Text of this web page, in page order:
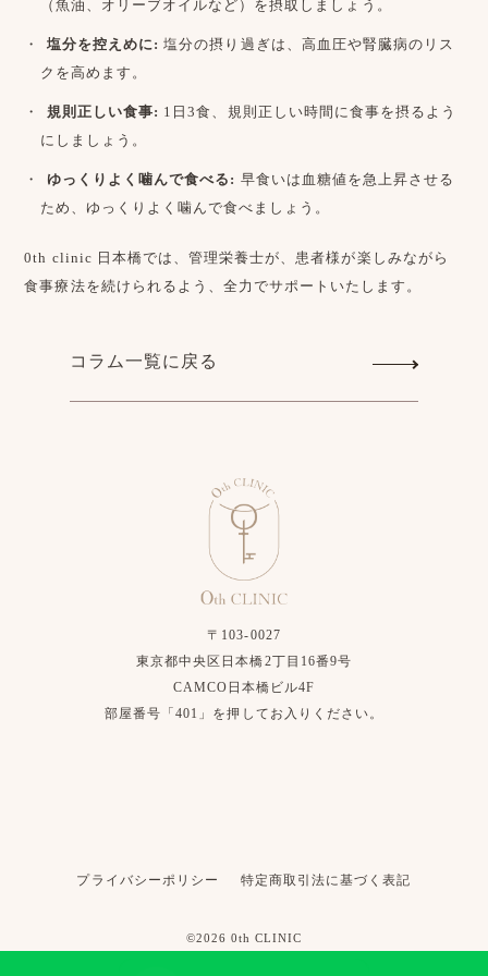
（魚油、オリーブオイルなど）を摂取しましょう。
塩分を控えめに: 塩分の摂り過ぎは、高血圧や腎臓病のリス
クを高めます。
規則正しい食事: 1日3食、規則正しい時間に食事を摂るよう
にしましょう。
ゆっくりよく噛んで食べる: 早食いは血糖値を急上昇させる
ため、ゆっくりよく噛んで食べましょう。
0th clinic 日本橋では、管理栄養士が、患者様が楽しみながら
食事療法を続けられるよう、全力でサポートいたします。
コラム一覧に戻る
〒103-0027
東京都中央区日本橋2丁目16番9号
CAMCO日本橋ビル4F
部屋番号「401」を押してお入りください。
プライバシーポリシー 特定商取引法に基づく表記
©2026 0th CLINIC